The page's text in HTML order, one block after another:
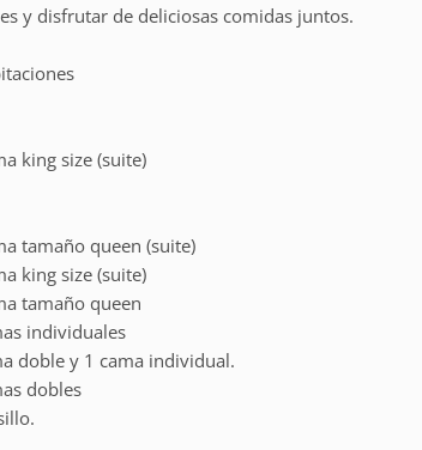
y disfrutar de deliciosas comidas juntos.
king size (suite)
tamaño queen (suite)
king size (suite)
tamaño queen
individuales
doble y 1 cama individual.
dobles